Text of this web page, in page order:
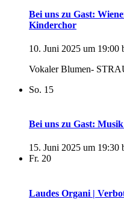
Bei uns zu Gast:
Kinderchor
10. Juni 2025 um 19:00
Vokaler Blumen-
So. 15
Bei uns zu Gast:
15. Juni 2025 um 19:30
Fr. 20
Laudes Organi |